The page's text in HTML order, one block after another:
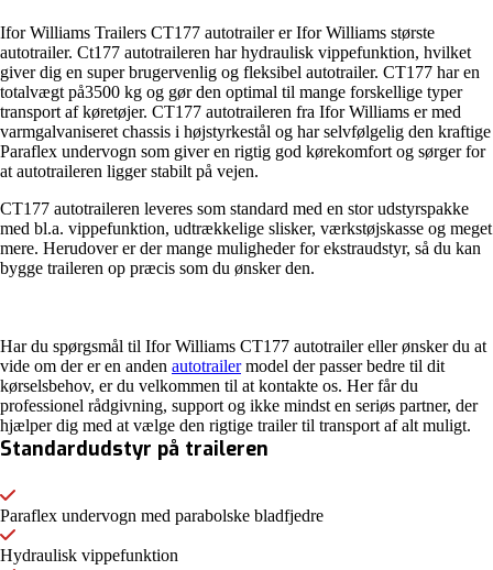
Ifor Williams Trailers CT177 autotrailer er Ifor Williams største
autotrailer. Ct177 autotraileren har hydraulisk vippefunktion, hvilket
giver dig en super brugervenlig og fleksibel autotrailer. CT177 har en
totalvægt på3500 kg og gør den optimal til mange forskellige typer
transport af køretøjer. CT177 autotraileren fra Ifor Williams er med
varmgalvaniseret chassis i højstyrkestål og har selvfølgelig den kraftige
Paraflex undervogn som giver en rigtig god kørekomfort og sørger for
at autotraileren ligger stabilt på vejen.
CT177 autotraileren leveres som standard med en stor udstyrspakke
med bl.a. vippefunktion, udtrækkelige slisker, værkstøjskasse og meget
mere. Herudover er der mange muligheder for ekstraudstyr, så du kan
bygge traileren op præcis som du ønsker den.
Har du spørgsmål til Ifor Williams CT177 autotrailer eller ønsker du at
vide om der er en anden autotrailermodel der passer bedre til dit
kørselsbehov, er du velkommen til at kontakte os. Her får du
professionel rådgivning, support og ikke mindst en seriøs partner, der
hjælper dig med at vælge den rigtige trailer til transport af alt muligt.
Standardudstyr på traileren
Paraflex undervogn med parabolske bladfjedre
Hydraulisk vippefunktion